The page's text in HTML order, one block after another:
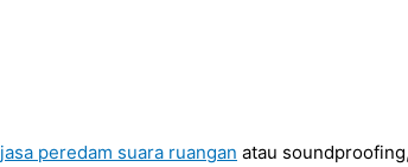
jasa peredam suara ruangan atau